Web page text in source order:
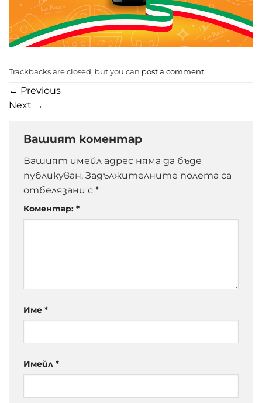
Trackbacks are closed, but you can post a comment.
← Previous
Next →
Вашият коментар
Вашият имейл адрес няма да бъде
публикуван. Задължителните полета са
отбелязани с *
Коментар: *
Име *
Имейл *